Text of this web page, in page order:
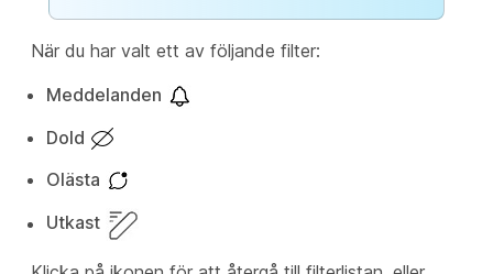
När du har valt ett av följande filter:
Meddelanden
Dold
Olästa
Utkast